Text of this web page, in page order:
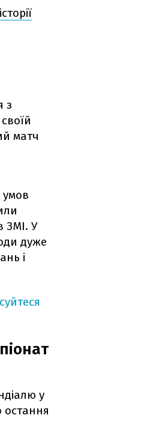
з
матч
умов
ЗМІ. У
дуже
і
у